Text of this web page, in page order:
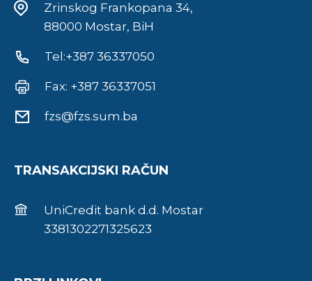
Zrinskog Frankopana 34,
88000 Mostar, BiH
Tel:+387 36337050
Fax: +387 36337051
fzs@fzs.sum.ba
TRANSAKCIJSKI RAČUN
UniCredit bank d.d. Mostar
3381302271325623